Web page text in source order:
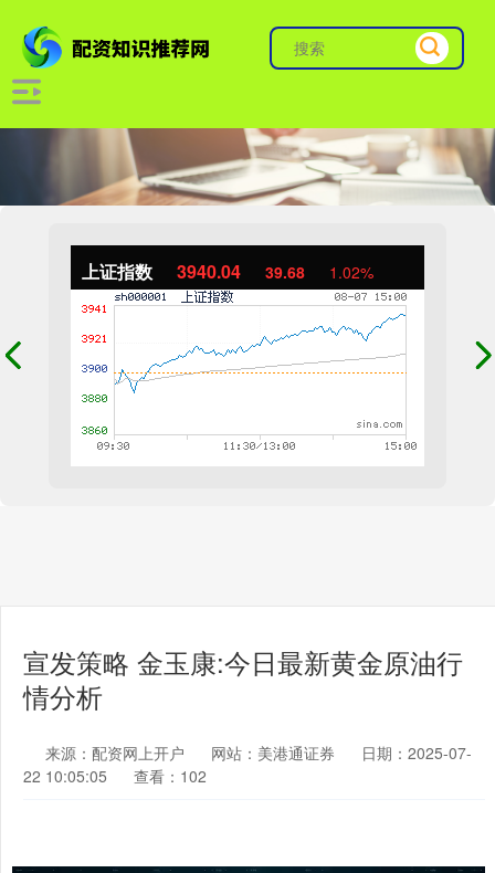
上证指数 3940.04 39.68 1.02%
宣发策略 金玉康:今日最新黄金原油行
情分析
来源：配资网上开户 网站：美港通证券
日期：2025-07-
22 10:05:05
查看：102